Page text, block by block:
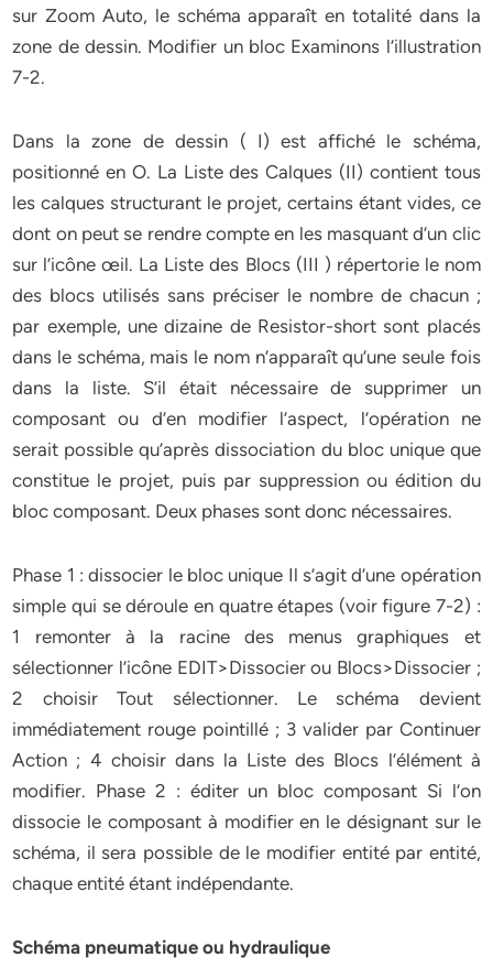
sur Zoom Auto, le schéma apparaît en totalité dans la
zone de dessin. Modifier un bloc Examinons l’illustration
7-2.
Dans la zone de dessin ( I) est affiché le schéma,
positionné en O. La Liste des Calques (II) contient tous
les calques structurant le projet, certains étant vides, ce
dont on peut se rendre compte en les masquant d’un clic
sur l’icône œil. La Liste des Blocs (III ) répertorie le nom
des blocs utilisés sans préciser le nombre de chacun ;
par exemple, une dizaine de Resistor-short sont placés
dans le schéma, mais le nom n’apparaît qu’une seule fois
dans la liste. S’il était nécessaire de supprimer un
composant ou d’en modifier l’aspect, l’opération ne
serait possible qu’après dissociation du bloc unique que
constitue le projet, puis par suppression ou édition du
bloc composant. Deux phases sont donc nécessaires.
Phase 1 : dissocier le bloc unique Il s’agit d’une opération
simple qui se déroule en quatre étapes (voir figure 7-2) :
1 remonter à la racine des menus graphiques et
sélectionner l’icône EDIT>Dissocier ou Blocs>Dissocier ;
2 choisir Tout sélectionner. Le schéma devient
immédiatement rouge pointillé ; 3 valider par Continuer
Action ; 4 choisir dans la Liste des Blocs l’élément à
modifier. Phase 2 : éditer un bloc composant Si l’on
dissocie le composant à modifier en le désignant sur le
schéma, il sera possible de le modifier entité par entité,
chaque entité étant indépendante.
Schéma pneumatique ou hydraulique